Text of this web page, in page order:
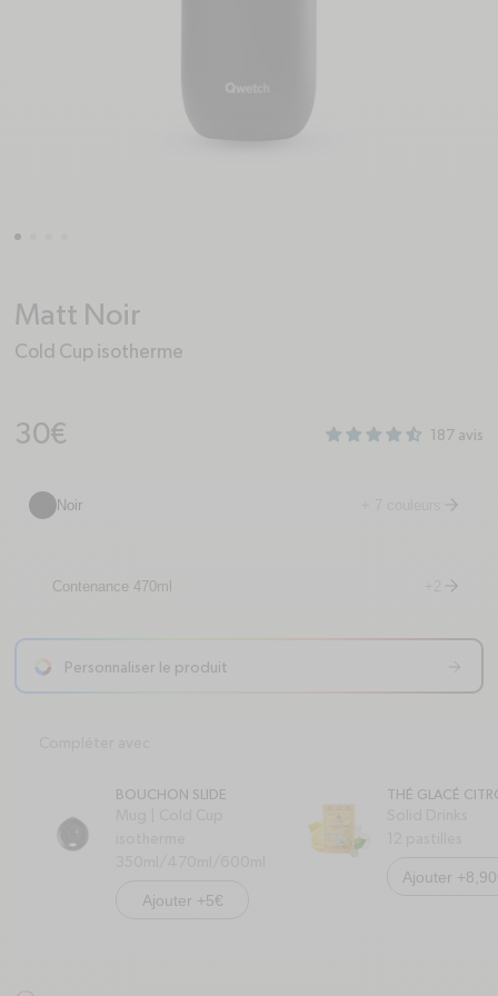
Matt Noir
Cold Cup isotherme
Prix habituel
30€ 187 avis
Noir
Contenance 470ml arrow-right
Personnaliser le produit
arrow-right
BOUCHON SLIDE
Ajouter +5€
THÉ GLACÉ
Ajouter